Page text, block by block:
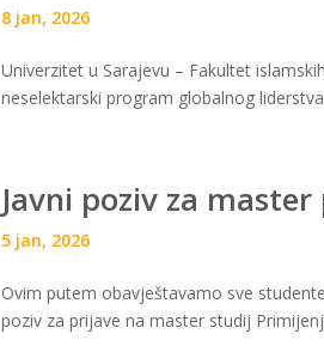
8 jan, 2026
Univerzitet u Sarajevu – Fakultet
neselektarski program globalnog
Javni poziv za
5 jan, 2026
Ovim putem obavještavamo sve
poziv za prijave na master studij